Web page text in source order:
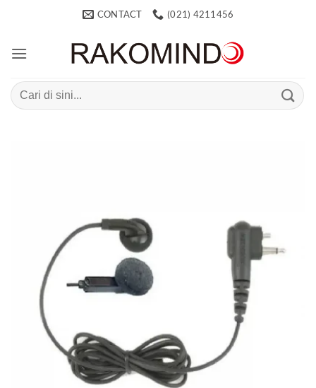
CONTACT (021) 4211456
Search
for: